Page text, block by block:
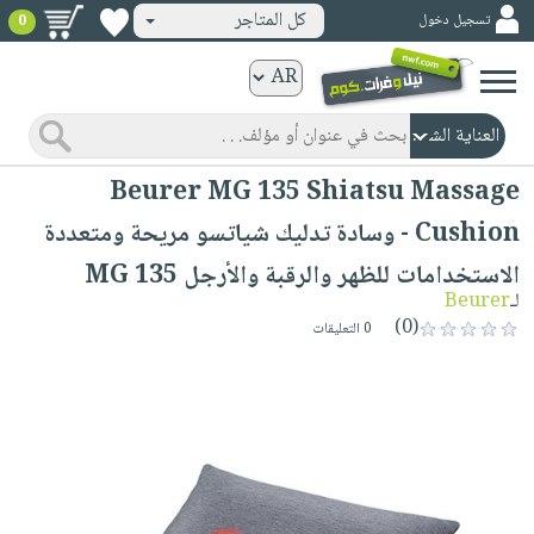
ورقية
المواضيع
صدر
حديثاً
الأكثر
مبيعاً
جوائز
مشوقة
كتب
الكترونية
الصفحة
الرئيسية
صدر
كتب
صوتية
تسجيل دخول كل المتاجر 0
Beurer MG 135 Shiatsu Massage
Cushion - وسادة تدليك شياتسو مريحة ومتعددة
الاستخدامات للظهر والرقبة والأرجل MG 135
لـBeurer
(0)